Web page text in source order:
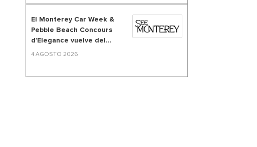
El Monterey Car Week &
Pebble Beach Concours
d’Elegance vuelve del...
4 AGOSTO 2026